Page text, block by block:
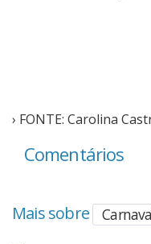
› FONTE: Carolina
Comentários
Mais sobre